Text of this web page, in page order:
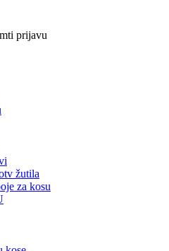
prijavu
žutila
za kosu